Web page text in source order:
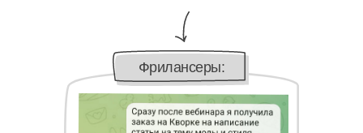
Фрилансеры: